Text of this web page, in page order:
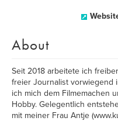
About
Seit 2018 arbeitete ich
freier Journalist vorwiegend
ich mich dem Filmemachen
Hobby. Gelegentlich
mit meiner Frau Antje